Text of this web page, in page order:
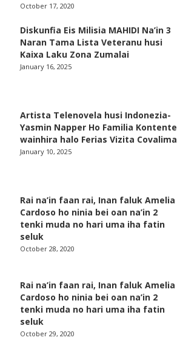
October 17, 2020
Diskunfia Eis Milisia MAHIDI Na’in 3
Naran Tama Lista Veteranu husi
Kaixa Laku Zona Zumalai
January 16, 2025
Artista Telenovela husi Indonezia-
Yasmin Napper Ho Familia Kontente
wainhira halo Ferias Vizita Covalima
January 10, 2025
Rai na’in faan rai, Inan faluk Amelia
Cardoso ho ninia bei oan na’in 2
tenki muda no hari uma iha fatin
seluk
October 28, 2020
Rai na’in faan rai, Inan faluk Amelia
Cardoso ho ninia bei oan na’in 2
tenki muda no hari uma iha fatin
seluk
October 29, 2020